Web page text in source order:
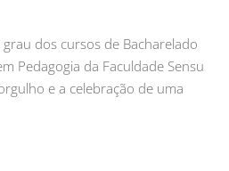
dos cursos de Bacharelado
Pedagogia da Faculdade Sensu
e a celebração de uma